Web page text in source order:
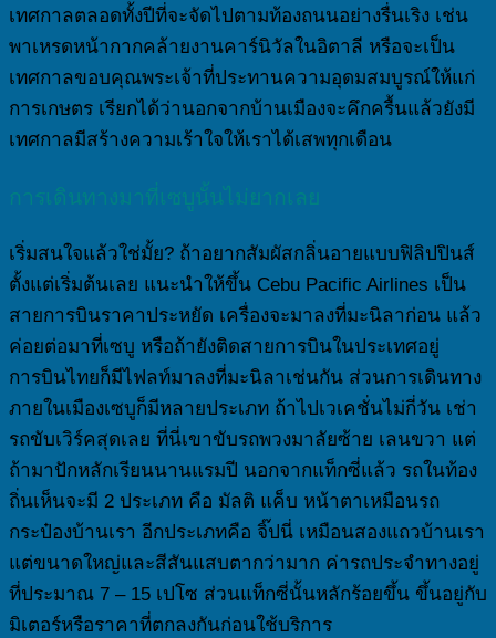
เทศกาลตลอดทั้งปีที่จะจัดไปตามท้องถนนอย่างรื่นเริง เช่น
พาเหรดหน้ากากคล้ายงานคาร์นิวัลในอิตาลี หรือจะเป็น
เทศกาลขอบคุณพระเจ้าที่ประทานความอุดมสมบูรณ์ให้แก่
การเกษตร เรียกได้ว่านอกจากบ้านเมืองจะคึกครื้นแล้วยังมี
เทศกาลมีสร้างความเร้าใจให้เราได้เสพทุกเดือน
การเดินทางมาที่เซบูนั้นไม่ยากเลย
เริ่มสนใจแล้วใช่มั้ย? ถ้าอยากสัมผัสกลิ่นอายแบบฟิลิปปินส์
ตั้งแต่เริ่มต้นเลย แนะนำให้ขึ้น Cebu Pacific Airlines เป็น
สายการบินราคาประหยัด เครื่องจะมาลงที่มะนิลาก่อน แล้ว
ค่อยต่อมาที่เซบู หรือถ้ายังติดสายการบินในประเทศอยู่
การบินไทยก็มีไฟลท์มาลงที่มะนิลาเช่นกัน ส่วนการเดินทาง
ภายในเมืองเซบูก็มีหลายประเภท ถ้าไปเวเคชั่นไม่กี่วัน เช่า
รถขับเวิร์คสุดเลย ที่นี่เขาขับรถพวงมาลัยซ้าย เลนขวา แต่
ถ้ามาปักหลักเรียนนานแรมปี นอกจากแท็กซี่แล้ว รถในท้อง
ถิ่นเห็นจะมี 2 ประเภท คือ มัลติ แค็บ หน้าตาเหมือนรถ
กระป๋องบ้านเรา อีกประเภทคือ จิ๊ปนี่ เหมือนสองแถวบ้านเรา
แต่ขนาดใหญ่และสีสันแสบตากว่ามาก ค่ารถประจำทางอยู่
ที่ประมาณ 7 – 15 เปโซ ส่วนแท็กซี่นั้นหลักร้อยขึ้น ขึ้นอยู่กับ
มิเตอร์หรือราคาที่ตกลงกันก่อนใช้บริการ